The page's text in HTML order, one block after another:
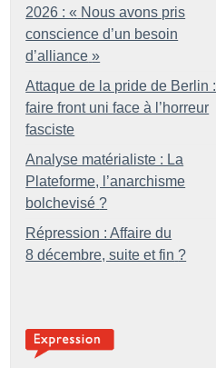
2026 : « Nous avons pris
conscience d’un besoin
d’alliance »
Attaque de la pride de Berlin :
faire front uni face à l’horreur
fasciste
Analyse matérialiste : La
Plateforme, l’anarchisme
bolchevisé ?
Répression : Affaire du
8 décembre, suite et fin ?